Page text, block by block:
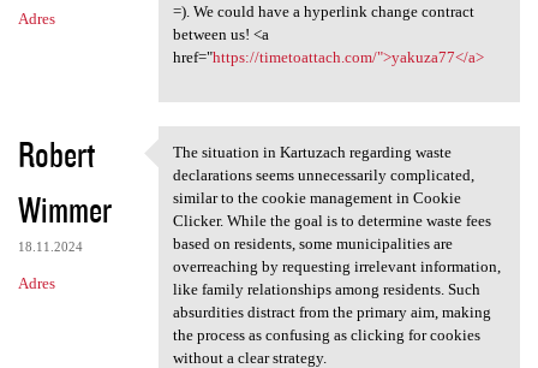
Adres
=). We could have a hyperlink change contract
between us! <a
href="https://timetoattach.com/">yakuza77</a>
Robert
Wimmer
18.11.2024
Adres
The situation in Kartuzach
The situation in Kartuzach regarding waste
declarations seems unnecessarily complicated,
similar to the cookie management in Cookie
Clicker. While the goal is to determine waste fees
based on residents, some municipalities are
overreaching by requesting irrelevant information,
like family relationships among residents. Such
absurdities distract from the primary aim, making
the process as confusing as clicking for cookies
without a clear strategy.